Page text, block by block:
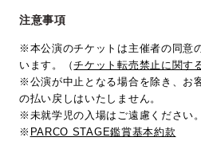
注意事項
※本公演のチケットは主催者の同意
います。（チケット転売禁止に関す
※公演が中止となる場合を除き、お
の払い戻しはいたしません。
※未就学児の入場はご遠慮ください。
※ PARCO STAGE鑑賞基本約款